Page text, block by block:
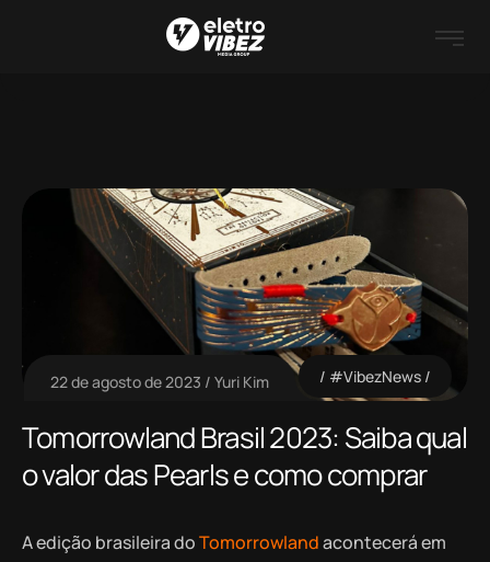
22 de agosto de 2023 Yuri Kim #VibezNews
Tomorrowland Brasil 2023: Saiba qual
o valor das Pearls e como comprar
A edição brasileira doTomorrowlandacontecerá em